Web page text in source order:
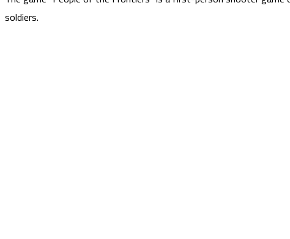
soldiers.